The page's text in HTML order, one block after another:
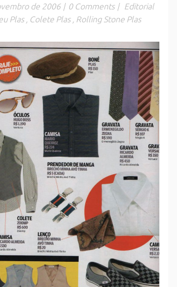
de 2006 | 0 Comments | Editorial
Plas Colete Plas Rolling Stone Plas